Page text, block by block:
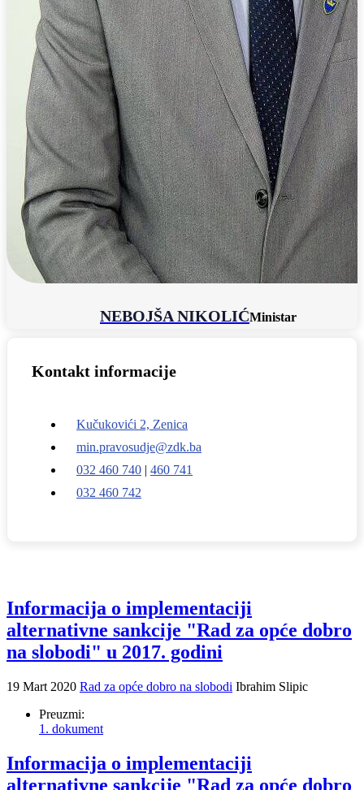
NEBOJŠA NIKOLIĆMinistar
Kontakt informacije
Kučukovići 2, Zenica
min.pravosudje@zdk.ba
032 460 740 | 460 741
032 460 742
Informacija o implementaciji
alternativne sankcije "Rad za opće dobro
na slobodi" u 2017. godini
19 Mart 2020 Rad za opće dobro na slobodi Ibrahim Slipic
Preuzmi:
1. dokument
Informacija o implementaciji
alternativne sankcije "Rad za opće dobro